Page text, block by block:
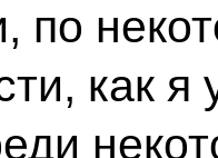
по
как